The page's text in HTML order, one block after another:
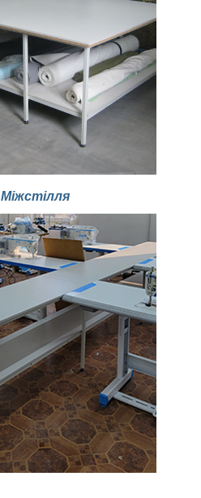
Міжстілля